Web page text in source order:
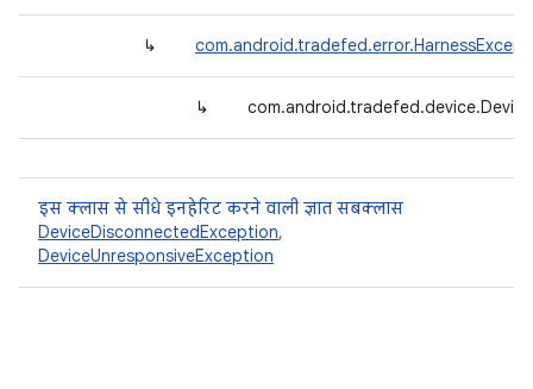
↳
↳
इस क्लास से सीधे इनहेरिट करने वाली ज्ञात सबक्लास
DeviceDisconnectedException,
DeviceUnresponsiveException